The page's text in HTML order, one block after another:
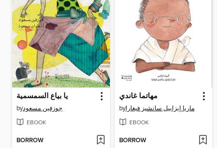
يا بياع السمسمية
byجوزفين مسعود
EBOOK
BORROW
مهاتما غاندي
byماريا إيزابيل سانشيز فيغارا
EBOOK
BORROW